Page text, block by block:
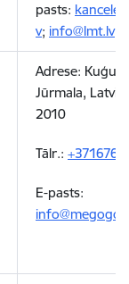
pasts:
v; info@lmt.lv
Adrese: Kuģu
Jūrmala,
2010
Tālr.:
E-pasts: